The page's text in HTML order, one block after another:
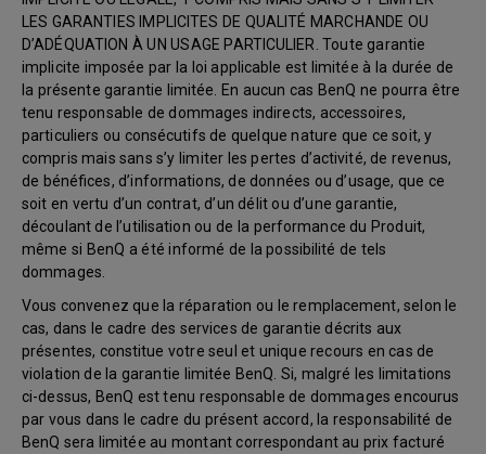
LES GARANTIES IMPLICITES DE QUALITÉ MARCHANDE OU
D’ADÉQUATION À UN USAGE PARTICULIER. Toute garantie
implicite imposée par la loi applicable est limitée à la durée de
la présente garantie limitée. En aucun cas BenQ ne pourra être
tenu responsable de dommages indirects, accessoires,
particuliers ou consécutifs de quelque nature que ce soit, y
compris mais sans s’y limiter les pertes d’activité, de revenus,
de bénéfices, d’informations, de données ou d’usage, que ce
soit en vertu d’un contrat, d’un délit ou d’une garantie,
découlant de l’utilisation ou de la performance du Produit,
même si BenQ a été informé de la possibilité de tels
dommages.
Vous convenez que la réparation ou le remplacement, selon le
cas, dans le cadre des services de garantie décrits aux
présentes, constitue votre seul et unique recours en cas de
violation de la garantie limitée BenQ. Si, malgré les limitations
ci-dessus, BenQ est tenu responsable de dommages encourus
par vous dans le cadre du présent accord, la responsabilité de
BenQ sera limitée au montant correspondant au prix facturé